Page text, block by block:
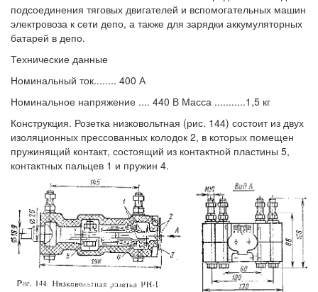
подсоединения тяговых двигателей и вспомогательных машин
электровоза к сети депо, а также для зарядки аккумуляторных
батарей в депо.
Технические данные
Номинальный ток........ 400 А
Номинальное напряжение .... 440 В Масса ...........1,5 кг
Конструкция. Розетка низковольтная (рис. 144) состоит из двух
изоляционных прессованных колодок 2, в которых помещен
пружинящий контакт, состоящий из контактной пластины 5,
контактных пальцев 1 и пружин 4.